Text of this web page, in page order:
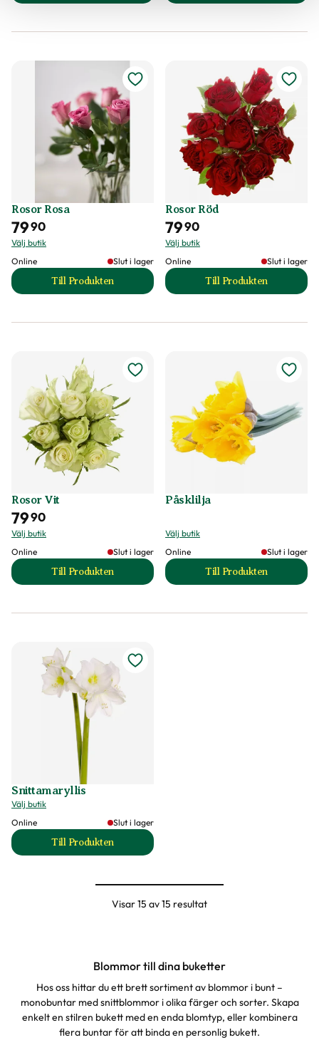
Rosor Rosa
7990
Välj butik
Online
Slut i lager
Till Produkten
till Rosor Rosa produktsida
Rosor Röd
7990
Välj butik
Online
Slut i lager
Till Produkten
till Rosor Röd
Rosor Vit
7990
Välj butik
Online
Slut i lager
Till Produkten
till Rosor Vit produktsida
Påsklilja
Välj butik
Online
Slut i lager
Till Produkten
till Påsklilja
Snittamaryllis
Välj butik
Online
Slut i lager
Till Produkten
till Snittamaryllis produktsida
Visar 15 av 15 resultat
Blommor till dina buketter
Hos oss hittar du ett brett sortiment av blommor i bunt –
monobuntar med snittblommor i olika färger och sorter. Skapa
enkelt en stilren bukett med en enda blomtyp, eller kombinera
flera buntar för att binda en personlig bukett.